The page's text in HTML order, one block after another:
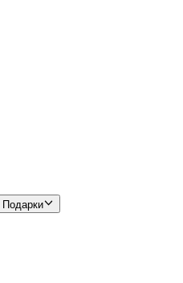
Подарки